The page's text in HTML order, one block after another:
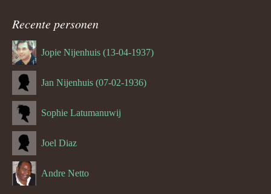
Recente personen
Jopie Nijenhuis (13-04-1937)
Jan Nijenhuis (07-02-1936)
Sophie Latumanuwij
Joel Diaz
Andre Netto